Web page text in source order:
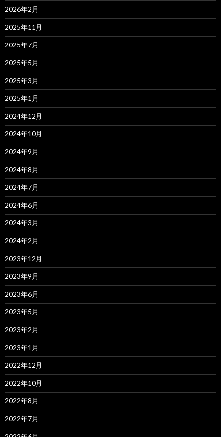
2026年2月
2025年11月
2025年7月
2025年5月
2025年3月
2025年1月
2024年12月
2024年10月
2024年9月
2024年8月
2024年7月
2024年6月
2024年3月
2024年2月
2023年12月
2023年9月
2023年6月
2023年5月
2023年2月
2023年1月
2022年12月
2022年10月
2022年8月
2022年7月